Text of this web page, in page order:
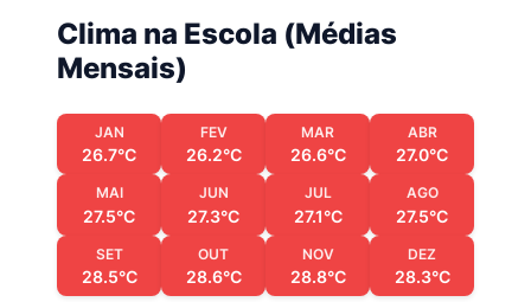
Clima na Escola (Médias
Mensais)
JAN
26.7°C
FEV
26.2°C
MAR
26.6°C
ABR
27.0°C
MAI
27.5°C
JUN
27.3°C
JUL
27.1°C
AGO
27.5°C
SET
28.5°C
OUT
28.6°C
NOV
28.8°C
DEZ
28.3°C